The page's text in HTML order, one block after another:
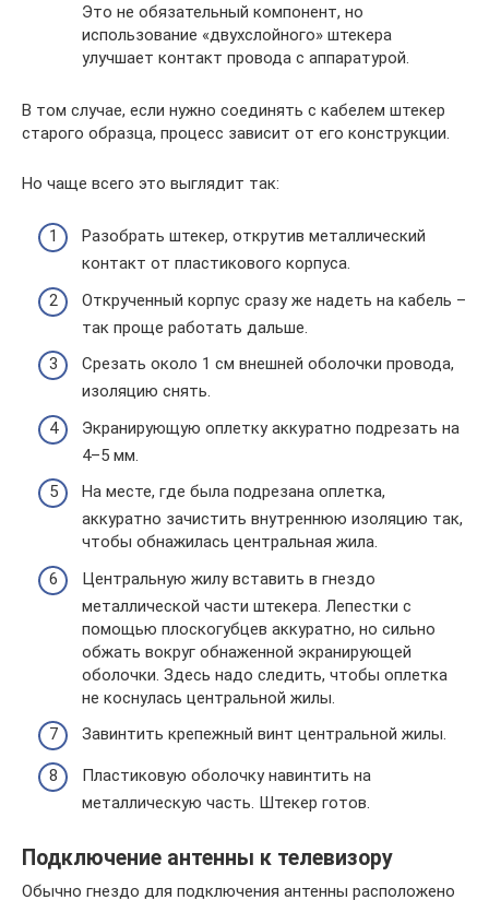
Это не обязательный компонент, но
использование «двухслойного» штекера
улучшает контакт провода с аппаратурой.
В том случае, если нужно соединять с кабелем штекер
старого образца, процесс зависит от его конструкции.
Но чаще всего это выглядит так:
Разобрать штекер, открутив металлический
контакт от пластикового корпуса.
Открученный корпус сразу же надеть на кабель –
так проще работать дальше.
Срезать около 1 см внешней оболочки провода,
изоляцию снять.
Экранирующую оплетку аккуратно подрезать на
4–5 мм.
На месте, где была подрезана оплетка,
аккуратно зачистить внутреннюю изоляцию так,
чтобы обнажилась центральная жила.
Центральную жилу вставить в гнездо
металлической части штекера. Лепестки с
помощью плоскогубцев аккуратно, но сильно
обжать вокруг обнаженной экранирующей
оболочки. Здесь надо следить, чтобы оплетка
не коснулась центральной жилы.
Завинтить крепежный винт центральной жилы.
Пластиковую оболочку навинтить на
металлическую часть. Штекер готов.
Подключение антенны к телевизору
Обычно гнездо для подключения антенны расположено